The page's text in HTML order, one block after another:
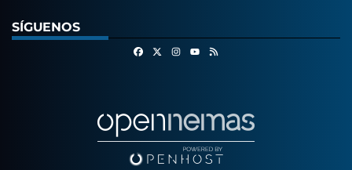
SÍGUENOS
FacebookInstagram